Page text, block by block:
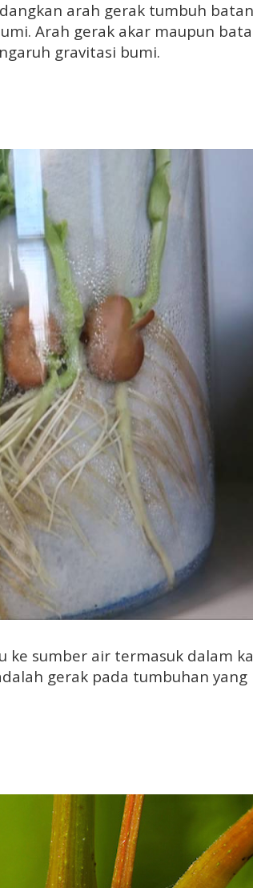
arah gerak tumbuh
Arah gerak akar maupun
gravitasi bumi.
ke sumber air termasuk dalam
gerak pada tumbuhan yang